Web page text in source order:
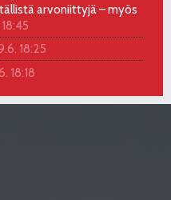
arvoniittyjä – myös
18:25
18:18